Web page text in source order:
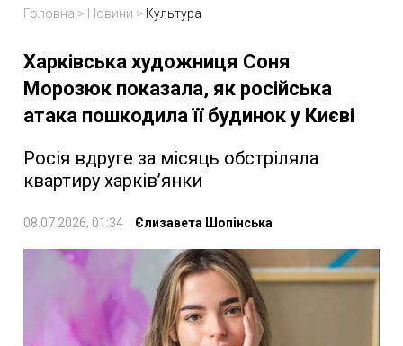
Головна > Новини > Культура
Харківська художниця Соня
Морозюк показала, як російська
атака пошкодила її будинок у Києві
Росія вдруге за місяць обстріляла
квартиру харків’янки
08.07.2026, 01:34 Єлизавета Шопінська